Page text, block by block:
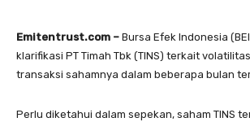
Emitentrust.com – Bursa Efek Indonesia
klarifikasi PT Timah Tbk (TINS) terkait
transaksi sahamnya dalam beberapa bulan
Perlu diketahui dalam sepekan, saham TINS